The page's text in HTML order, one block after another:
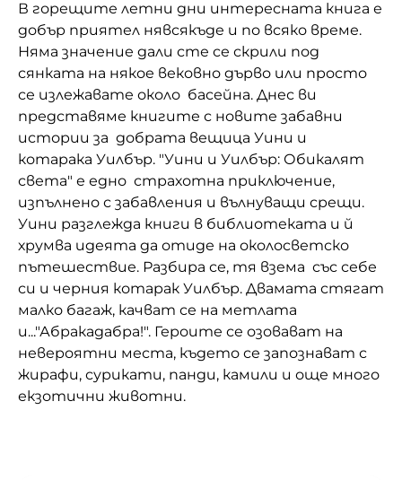
Домашен любимец
Питаме Ви
До ре ми
В горещите летни дни интересната книга е
добър приятел нявсякъде и по всяко време.
Няма значение дали сте се скрили под
сянката на някое вековно дърво или просто
се излежавате около басейна. Днес ви
представяме книгите с новите забавни
истории за добрата вещица Уини и
котарака Уилбър. "Уини и Уилбър: Обикалят
света" е едно страхотна приключение,
изпълнено с забавления и вълнуващи срещи.
Уини разглежда книги в библиотеката и й
хрумва идеята да отиде на околосветско
пътешествие. Разбира се, тя взема със себе
си и черния котарак Уилбър. Двамата стягат
малко багаж, качват се на метлата
и..."Абракадабра!". Героите се озовават на
невероятни места, където се запознават с
жирафи, сурикати, панди, камили и още много
екзотични животни.